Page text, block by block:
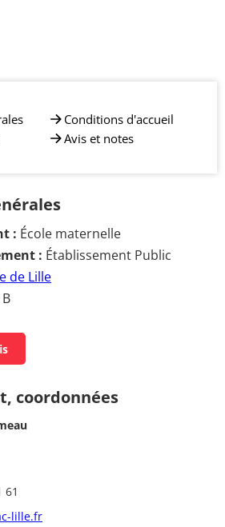
Conditions d'accueil
Avis et notes
: École maternelle
: Établissement Public
de Lille
coordonnées
61
lille.fr